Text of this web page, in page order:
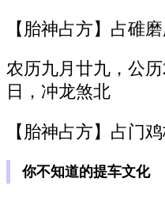
【胎神占方】占碓
农历九月廿九，公历
日，冲龙煞北
【胎神占方】占门
你不知道的提车文化